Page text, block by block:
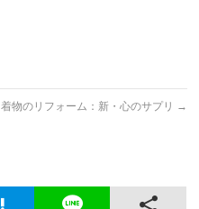
着物のリフォーム：新・心のサプリ →